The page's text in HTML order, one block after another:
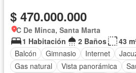
$ 470.000.000
C De Minca, Santa Marta
1 Habitación
2 Baños
43
Balcón
Gimnasio Internet
Gas natural
Vista panorámica